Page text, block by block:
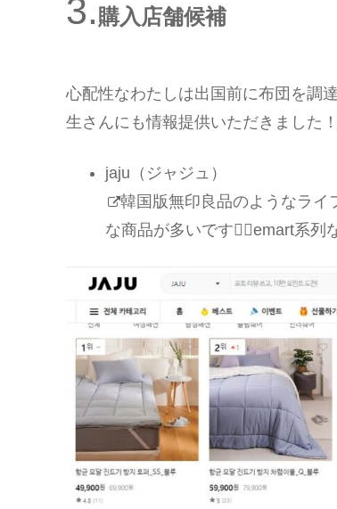
購入店舗候補
心配性なわたしは出国前に布団を調
生さんにも情報提供いただきました
jaju（ジャジュ）
韓国版無印良品のようなライ
な商品が多いです💁‍♀️emart系列